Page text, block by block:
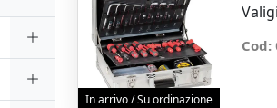
In arrivo / Su ordinazione
Cod: